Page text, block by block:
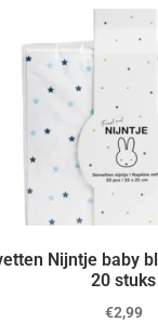
Nijntje baby
20 stuks
€2,99